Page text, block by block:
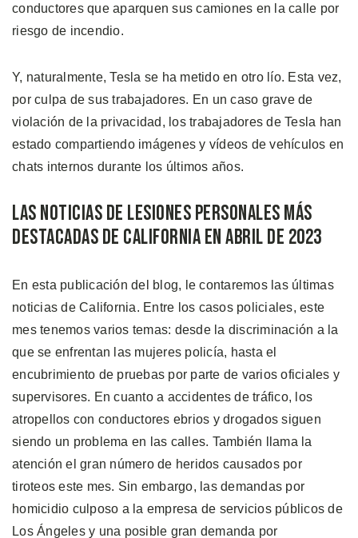
conductores que aparquen sus camiones en la calle por
riesgo de incendio.
Y, naturalmente, Tesla se ha metido en otro lío. Esta vez,
por culpa de sus trabajadores. En un caso grave de
violación de la privacidad, los trabajadores de Tesla han
estado compartiendo imágenes y vídeos de vehículos en
chats internos durante los últimos años.
Las Noticias de Lesiones Personales Más
Destacadas de California en Abril de 2023
En esta publicación del blog, le contaremos las últimas
noticias de California. Entre los casos policiales, este
mes tenemos varios temas: desde la discriminación a la
que se enfrentan las mujeres policía, hasta el
encubrimiento de pruebas por parte de varios oficiales y
supervisores. En cuanto a accidentes de tráfico, los
atropellos con conductores ebrios y drogados siguen
siendo un problema en las calles. También llama la
atención el gran número de heridos causados por
tiroteos este mes. Sin embargo, las demandas por
homicidio culposo a la empresa de servicios públicos de
Los Ángeles y una posible gran demanda por